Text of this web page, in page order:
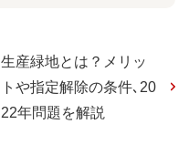
生産緑地とは？メリッ
トや指定解除の条件､20
22年問題を解説